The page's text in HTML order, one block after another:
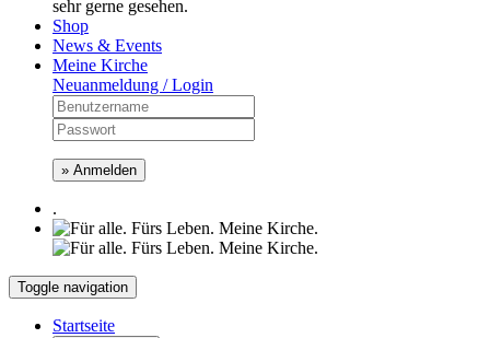
sehr gerne gesehen.
Shop
News & Events
Meine Kirche
Neuanmeldung / Login
» Anmelden
.
Toggle navigation
Startseite